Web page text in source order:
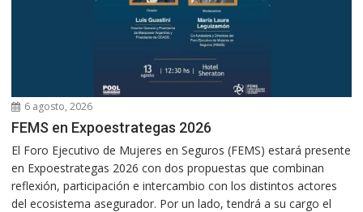
6 agosto, 2026
FEMS en Expoestrategas 2026
El Foro Ejecutivo de Mujeres en Seguros (FEMS) estará presente
en Expoestrategas 2026 con dos propuestas que combinan
reflexión, participación e intercambio con los distintos actores
del ecosistema asegurador. Por un lado, tendrá a su cargo el